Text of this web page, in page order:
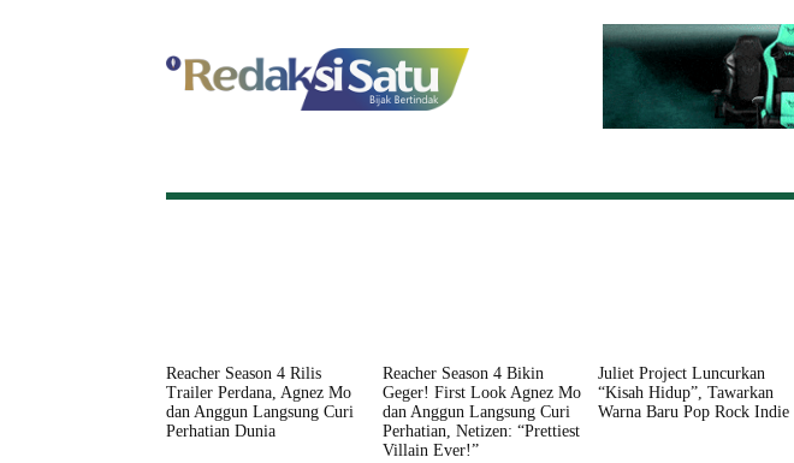
Reacher Season 4 Rilis
Trailer Perdana, Agnez Mo
dan Anggun Langsung Curi
Perhatian Dunia
Reacher Season 4 Bikin
Geger! First Look Agnez Mo
dan Anggun Langsung Curi
Perhatian, Netizen: “Prettiest
Villain Ever!”
Juliet Project Luncurkan
“Kisah Hidup”, Tawarkan
Warna Baru Pop Rock Indie